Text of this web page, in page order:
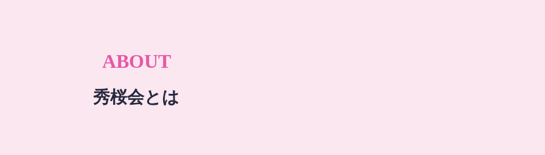
ABOUT
秀桜会とは